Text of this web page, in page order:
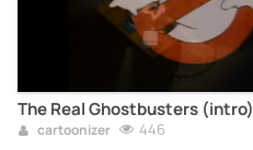
The Real Ghostbusters (intro)
cartoonizer 446